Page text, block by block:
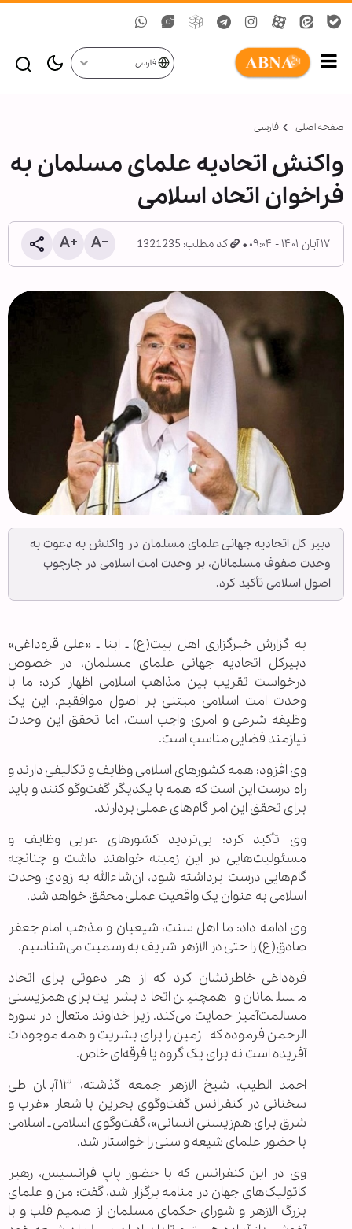
فارسی
صفحه اصلی فارسی
واکنش اتحادیه علمای مسلمان به
فراخوان اتحاد اسلامی
۱۷ آبان ۱۴۰۱ - ۰۹:۰۴ کد مطلب: 1321235
دبیر کل اتحادیه جهانی علمای مسلمان در واکنش به دعوت به
وحدت صفوف مسلمانان، بر وحدت امت اسلامی در چارچوب
اصول اسلامی تأکید کرد.
به گزارش خبرگزاری اهل بیت(ع) ـ ابنا ـ «علی قره‌داغی»
دبیرکل اتحادیه جهانی علمای مسلمان، در خصوص
درخواست تقریب بین مذاهب اسلامی اظهار کرد: ما با
وحدت امت اسلامی مبتنی بر اصول موافقیم. این یک
وظیفه شرعی و امری واجب است، اما تحقق این وحدت
نیازمند فضایی مناسب است.
وی افزود: همه کشورهای اسلامی وظایف و تکالیفی دارند و
راه درست این است که همه با یکدیگر گفت‌وگو کنند و باید
برای تحقق این امر گام‌های عملی بردارند.
وی تأکید کرد: بی‌تردید کشورهای عربی وظایف و
مسئولیت‌هایی در این زمینه خواهند داشت و چنانچه
گام‌هایی درست برداشته ‌شود، ان‌شاءالله به زودی وحدت
اسلامی به عنوان یک واقعیت عملی محقق خواهد شد.
وی ادامه داد: ما اهل سنت، شیعیان و مذهب امام جعفر
صادق(ع) را حتی در الازهر شریف به رسمیت می‌شناسیم.
قره‌داغی خاطرنشان کرد که از هر دعوتی برای اتحاد
مسلمانان و همچنین اتحاد بشریت برای همزیستی
مسالمت‌آمیز حمایت می‌کند. زیرا خداوند متعال در سوره
الرحمن فرموده که زمین را برای بشریت و همه موجودات
آفریده ‌است نه برای یک گروه یا فرقه‌ای خاص.
احمد الطیب، شیخ الازهر جمعه گذشته، ۱۳ آبان طی
سخنانی در کنفرانس گفت‌و‌گوی بحرین با شعار «غرب و
شرق برای هم‌زیستی انسانی»، گفت‌‌وگوی اسلامی ـ اسلامی
با حضور علمای شیعه و سنی را خواستار شد.
وی در این کنفرانس که با حضور پاپ فرانسیس، رهبر
کاتولیک‌های جهان در منامه برگزار شد، گفت: من و علمای
بزرگ الازهر و شورای حکمای مسلمان از صمیم قلب و با